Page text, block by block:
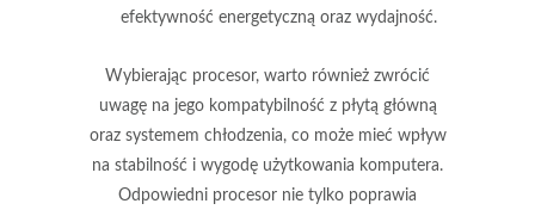
efektywność energetyczną oraz wydajność.
Wybierając procesor, warto również zwrócić
uwagę na jego kompatybilność z płytą główną
oraz systemem chłodzenia, co może mieć wpływ
na stabilność i wygodę użytkowania komputera.
Odpowiedni procesor nie tylko poprawia